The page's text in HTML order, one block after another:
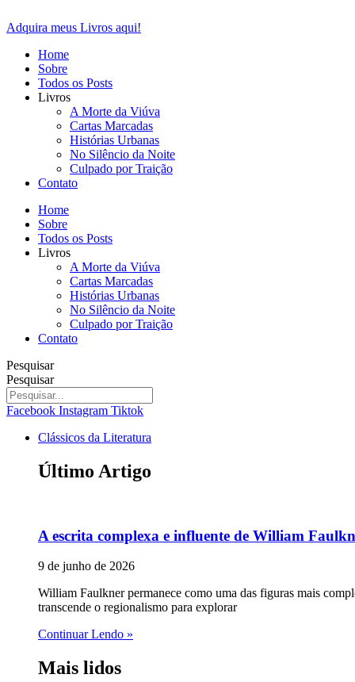
para
conteúdo
Adquira meus Livros aqui!
Home
Sobre
Todos os Posts
Livros
A Morte da Viúva
Cartas Marcadas
Histórias Urbanas
No Silêncio da Noite
Culpado por Traição
Contato
Home
Sobre
Todos os Posts
Livros
A Morte da Viúva
Cartas Marcadas
Histórias Urbanas
No Silêncio da Noite
Culpado por Traição
Contato
Pesquisar
Pesquisar
Facebook Instagram Tiktok
Clássicos da Literatura
Último Artigo
A escrita complexa e influente de William
9 de junho de 2026
William Faulkner permanece como uma das figuras mais
transcende o regionalismo para explorar
Continuar Lendo »
Mais lidos